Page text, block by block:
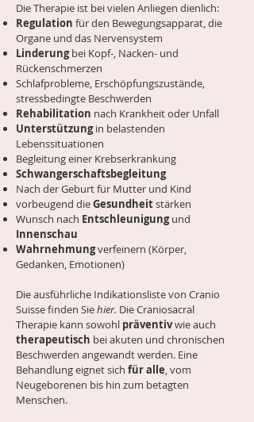
Die Therapie ist bei vielen Anliegen dienlich:
Regulation für den Bewegungsapparat, die
Organe und das Nervensystem
Linderungbei Kopf-, Nacken- und
Rückenschmerzen
Schlafprobleme, Erschöpfungszustände,
stressbedingte Beschwerden
Rehabilitation nach Krankheit oder Unfall
Unterstützungin belastenden
Lebenssituationen
Begleitung einer Krebserkrankung
Schwangerschaftsbegleitung
Nach der Geburt für Mutter und Kind
vorbeugend dieGesundheitstärken
Wunsch nach Entschleunigungund
Innenschau
Wahrnehmungverfeinern (Körper,
Gedanken, Emotionen)
Die ausführliche Indikationsliste von Cranio
Suisse finden Siehier. Die Craniosacral
Therapie kann sowohl präventivwie auch
therapeutisch bei akuten und chronischen
Beschwerden angewandt werden. Eine
Behandlung eignet sich für alle, vom
Neugeborenen bis hin zum betagten
Menschen.